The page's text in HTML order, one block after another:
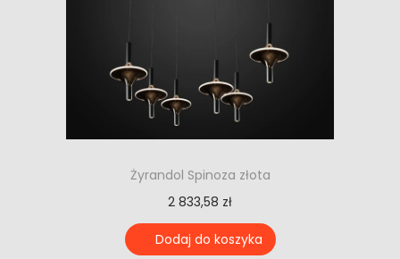
Żyrandol Spinoza złota
2 833,58 zł
Dodaj do koszyka